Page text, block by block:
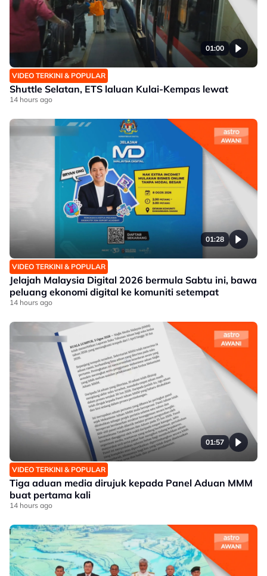
01:00
VIDEO TERKINI & POPULAR
Shuttle Selatan, ETS laluan Kulai-Kempas lewat
14 hours ago
01:28
VIDEO TERKINI & POPULAR
Jelajah Malaysia Digital 2026 bermula Sabtu ini, bawa
peluang ekonomi digital ke komuniti setempat
14 hours ago
01:57
VIDEO TERKINI & POPULAR
Tiga aduan media dirujuk kepada Panel Aduan MMM
buat pertama kali
14 hours ago